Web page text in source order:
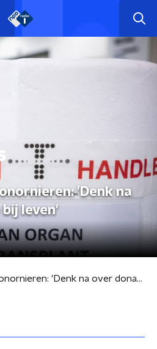
'Denk na
leven'
Tekort aan donornieren: 'Denk na over donatie bij leven'